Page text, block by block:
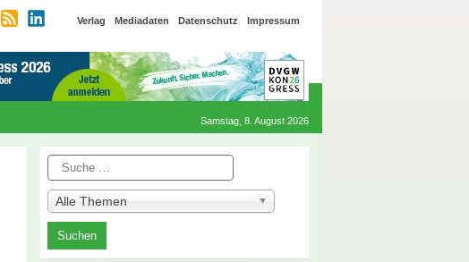
Verlag Mediadaten Datenschutz Impressum
Samstag, 8. August 2026
Suche
Alle Themen